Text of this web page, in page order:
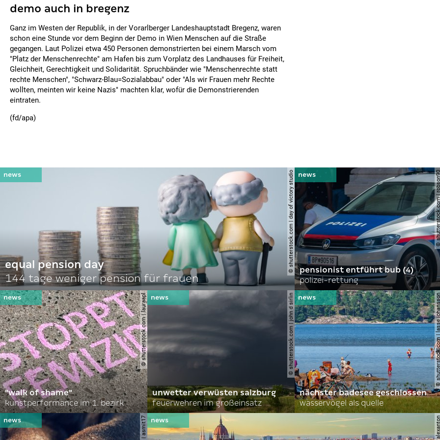
demo auch in bregenz
Ganz im Westen der Republik, in der Vorarlberger Landeshauptstadt Bregenz, waren
schon eine Stunde vor dem Beginn der Demo in Wien Menschen auf die Straße
gegangen. Laut Polizei etwa 450 Personen demonstrierten bei einem Marsch vom
"Platz der Menschenrechte" am Hafen bis zum Vorplatz des Landhauses für Freiheit,
Gleichheit, Gerechtigkeit und Solidarität. Spruchbänder wie "Menschenrechte statt
rechte Menschen", "Schwarz-Blau=Sozialabbau" oder "Als wir Frauen mehr Rechte
wollten, meinten wir keine Nazis" machten klar, wofür die Demonstrierenden
eintraten.
(fd/apa)
© shutterstock.com | day of victory studio
equal pension day
144 tage weniger pension für frauen
©
pensionist entführt bub (4)
polizei-rettung
© shutterstock.com | lauraapl
"walk of shame"
kunstperformance im 1. bezirk
© shutterstock.com | john d sirlin
unwetter verwüsten salzburg
feuerwehren im großeinsatz
©
nächster badesee geschlossen
wasservögel als quelle